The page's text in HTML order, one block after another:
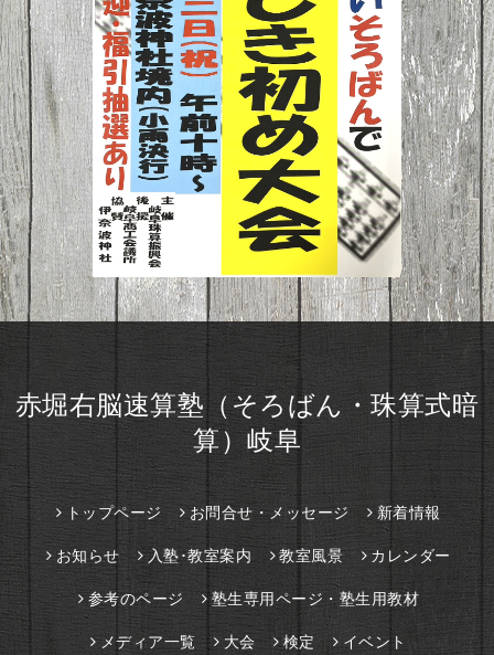
赤堀右脳速算塾（そろばん・珠算式暗
算）岐阜
トップページ お問合せ・メッセージ 新着情報
お知らせ 入塾･教室案内 教室風景 カレンダー
参考のページ 塾生専用ページ・塾生用教材
メディア一覧 大会 検定 イベント